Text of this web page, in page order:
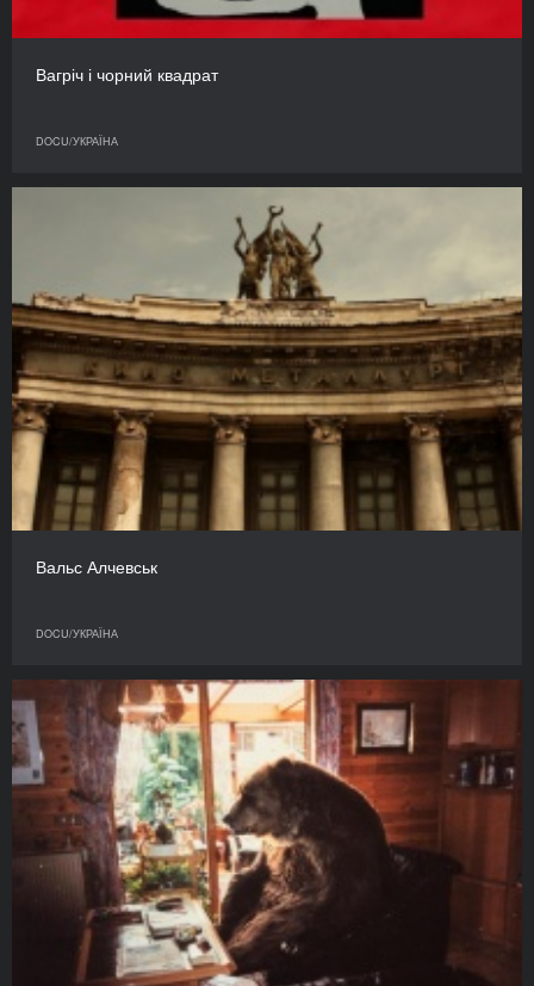
Вагріч і чорний квадрат
DOCU/УКРАЇНА
Вальс Алчевськ
DOCU/УКРАЇНА